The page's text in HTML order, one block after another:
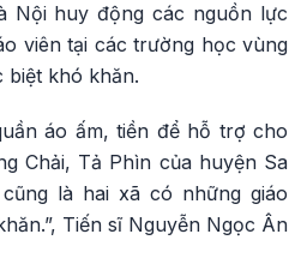
Nội huy động các nguồn lực
viên tại các trường học vùng
biệt khó khăn.
áo ấm, tiền để hỗ trợ cho
Chải, Tả Phìn của huyện Sa
là hai xã có những giáo
Tiến sĩ Nguyễn Ngọc Ân